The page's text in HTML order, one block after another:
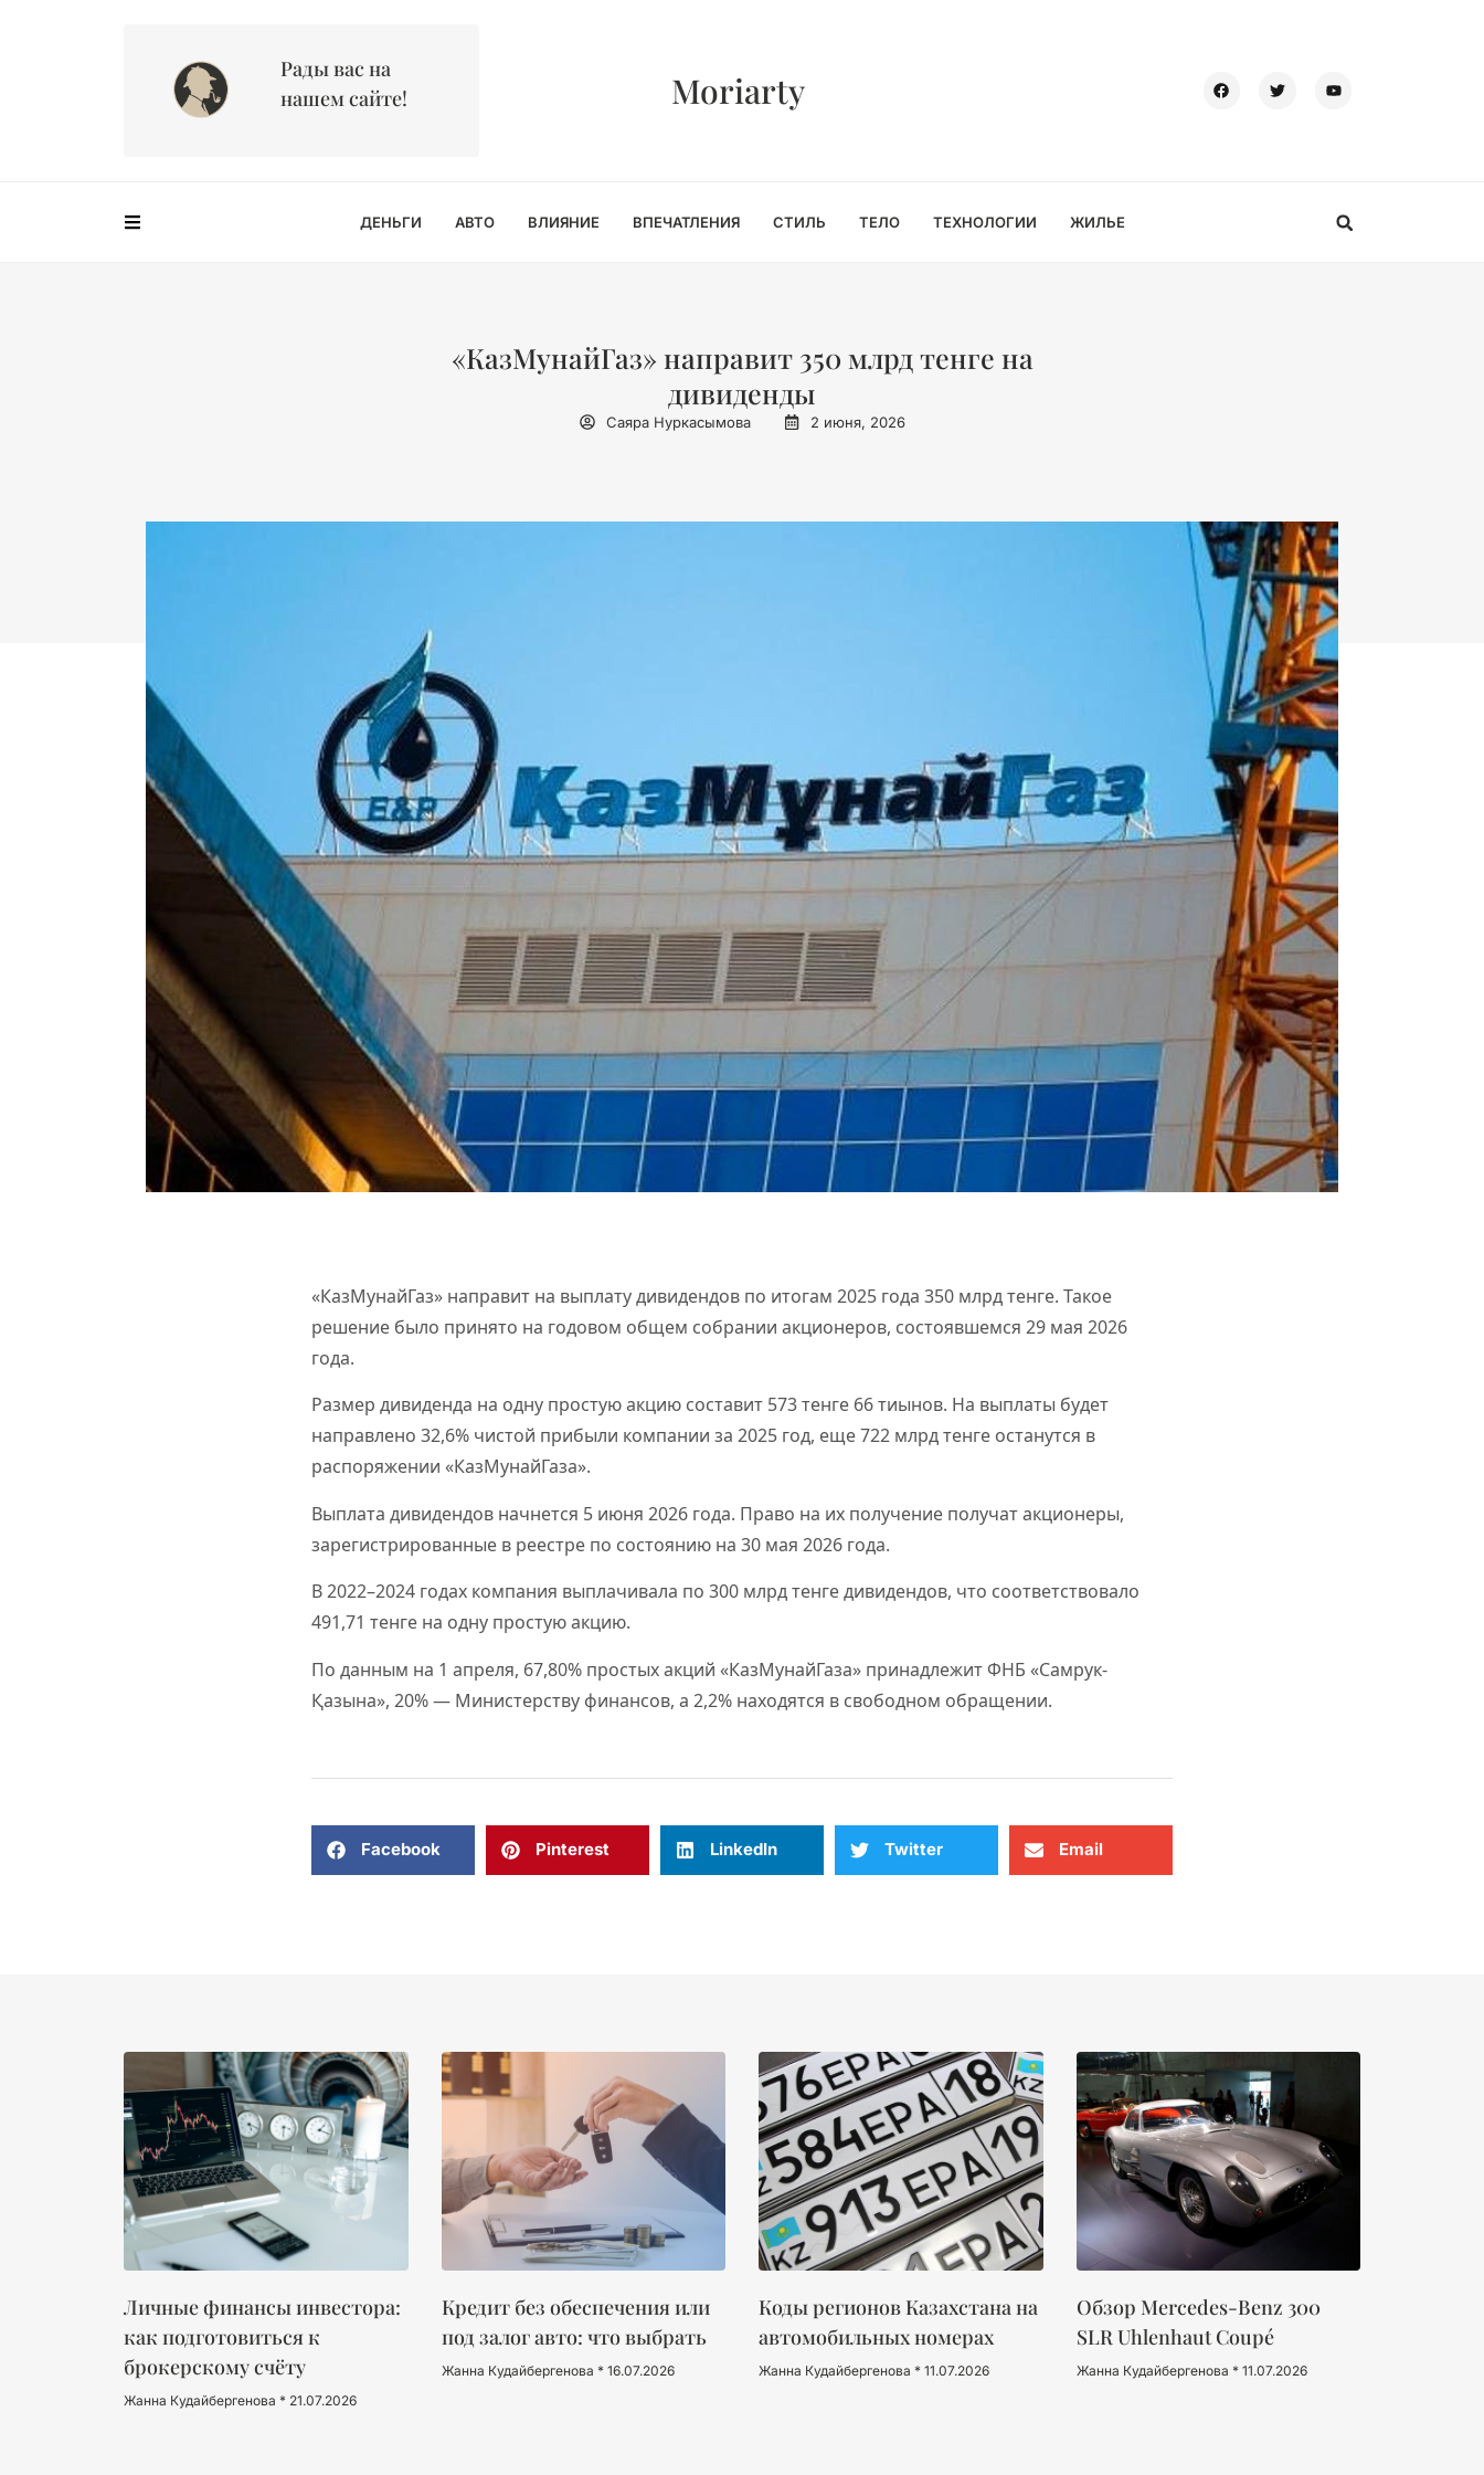
Рады вас на
нашем сайте!
Moriarty
ДЕНЬГИ АВТО ВЛИЯНИЕ ВПЕЧАТЛЕНИЯ СТИЛЬ ТЕЛО ТЕХНОЛОГИИ ЖИЛЬЕ
«КазМунайГаз» направит 350 млрд тенге на
дивиденды
Саяра Нуркасымова 2 июня, 2026
«КазМунайГаз» направит на выплату дивидендов по итогам 2025 года 350 млрд тенге. Такое
решение было принято на годовом общем собрании акционеров, состоявшемся 29 мая 2026
года.
Размер дивиденда на одну простую акцию составит 573 тенге 66 тиынов. На выплаты будет
направлено 32,6% чистой прибыли компании за 2025 год, еще 722 млрд тенге останутся в
распоряжении «КазМунайГаза».
Выплата дивидендов начнется 5 июня 2026 года. Право на их получение получат акционеры,
зарегистрированные в реестре по состоянию на 30 мая 2026 года.
В 2022–2024 годах компания выплачивала по 300 млрд тенге дивидендов, что соответствовало
491,71 тенге на одну простую акцию.
По данным на 1 апреля, 67,80% простых акций «КазМунайГаза» принадлежит ФНБ «Самрук-
Қазына», 20% — Министерству финансов, а 2,2% находятся в свободном обращении.
Facebook Pinterest LinkedIn Twitter Email
Личные финансы инвестора:
как подготовиться к
брокерскому счёту
Жанна Кудайбергенова 21.07.2026
Кредит без обеспечения или
под залог авто: что выбрать
Жанна Кудайбергенова 16.07.2026
Коды регионов Казахстана на
автомобильных номерах
Жанна Кудайбергенова 11.07.2026
Обзор Mercedes-Benz 300
SLR Uhlenhaut Coupé
Жанна Кудайбергенова 11.07.2026